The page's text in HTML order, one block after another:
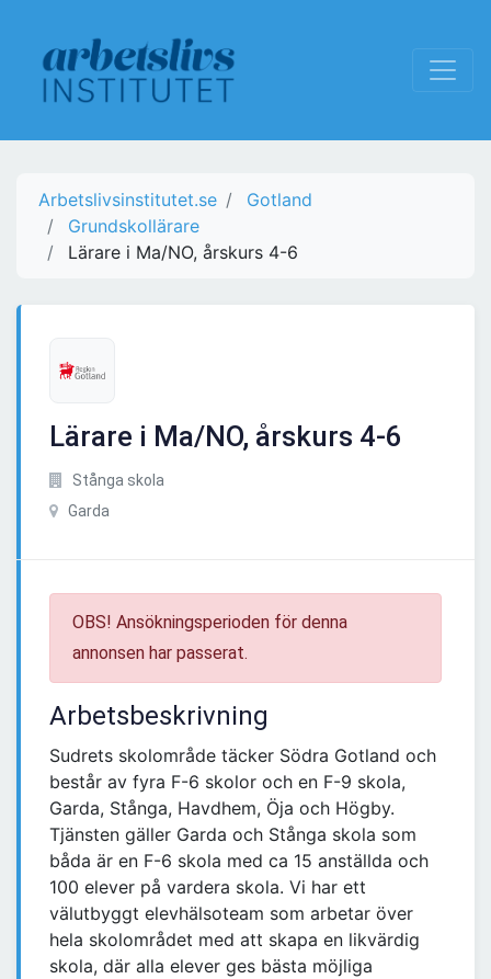
Arbetslivsinstitutet.se
Gotland
Grundskollärare
Lärare i Ma/NO, årskurs 4-6
Lärare i Ma/NO, årskurs 4-6
Stånga skola
Garda
OBS! Ansökningsperioden för denna
annonsen har passerat.
Arbetsbeskrivning
Sudrets skolområde täcker Södra Gotland och
består av fyra F-6 skolor och en F-9 skola,
Garda, Stånga, Havdhem, Öja och Högby.
Tjänsten gäller Garda och Stånga skola som
båda är en F-6 skola med ca 15 anställda och
100 elever på vardera skola. Vi har ett
välutbyggt elevhälsoteam som arbetar över
hela skolområdet med att skapa en likvärdig
skola, där alla elever ges bästa möjliga